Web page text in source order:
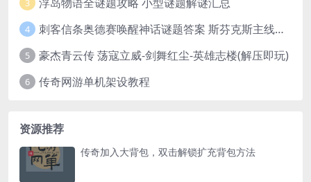
3
4 刺客信条奥德赛唤醒神话谜题答案 斯芬克斯主线攻略
5 豪杰青云传 荡寇立威-剑舞红尘-英雄志楼(解压即玩)
6 传奇网游单机架设教程
资源推荐
传奇加入大背包，双击解锁扩充背包方法